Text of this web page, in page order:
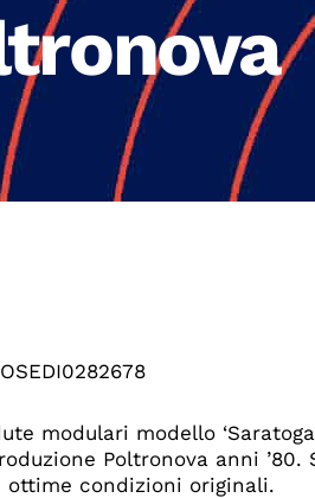
modulari modello
Poltronova anni
ottime condizioni originali.